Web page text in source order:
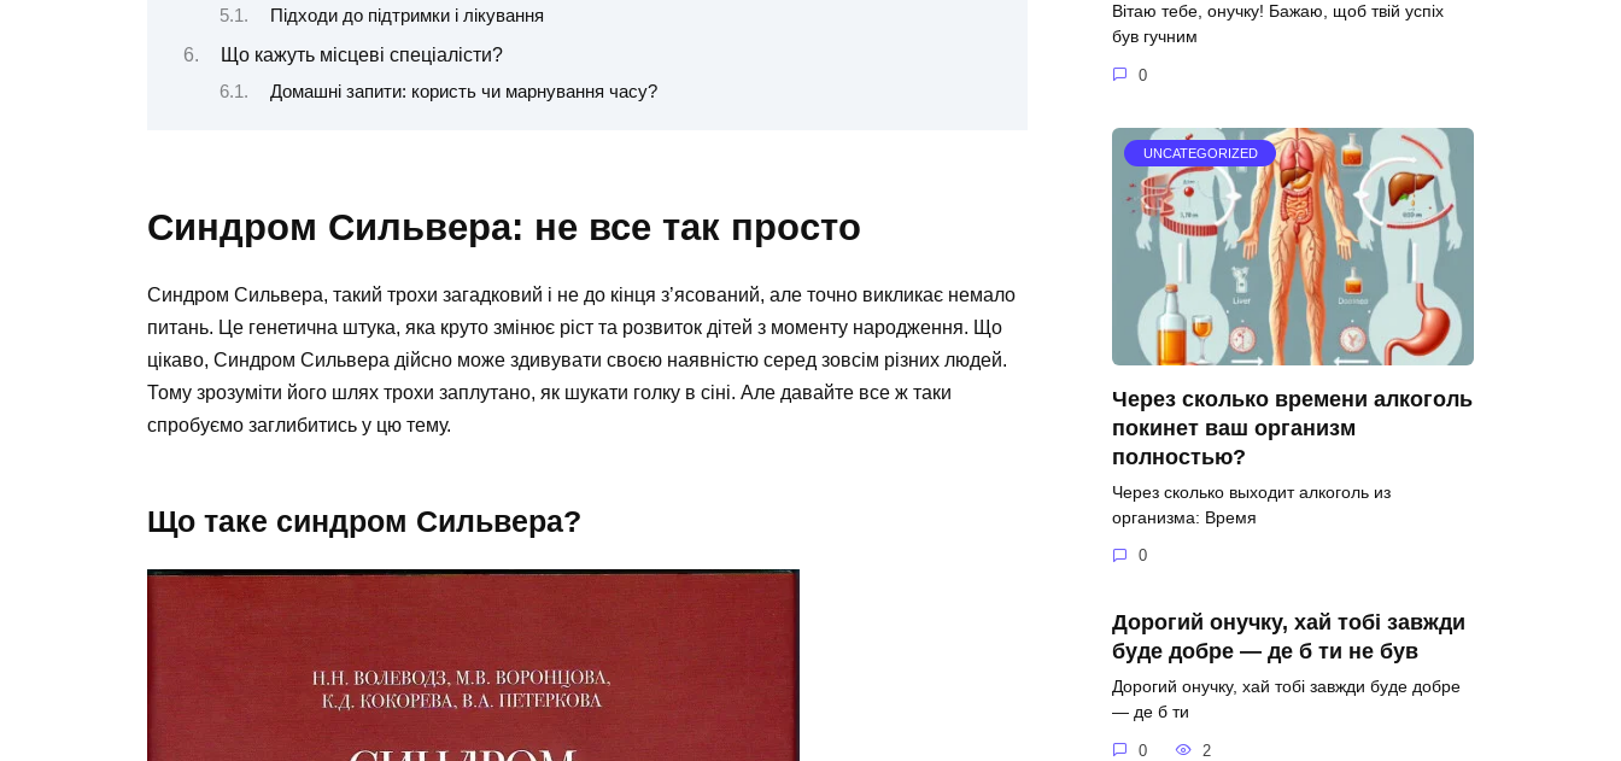
Підходи до підтримки і лікування
Що кажуть місцеві спеціалісти?
Домашні запити: користь чи марнування часу?
Синдром Сильвера: не все так просто
Синдром Сильвера, такий трохи загадковий і не до кінця з’ясований, але точно викликає немало
питань. Це генетична штука, яка круто змінює ріст та розвиток дітей з моменту народження. Що
цікаво, Синдром Сильвера дійсно може здивувати своєю наявністю серед зовсім різних людей.
Тому зрозуміти його шлях трохи заплутано, як шукати голку в сіні. Але давайте все ж таки
спробуємо заглибитись у цю тему.
Що таке синдром Сильвера?
Вітаю тебе, онучку! Бажаю, щоб твій успіх
був гучним
0
UNCATEGORIZED
Через сколько времени алкоголь
покинет ваш организм
полностью?
Через сколько выходит алкоголь из
организма: Время
0
Дорогий онучку, хай тобі завжди
буде добре — де б ти не був
Дорогий онучку, хай тобі завжди буде добре
— де б ти
0 2